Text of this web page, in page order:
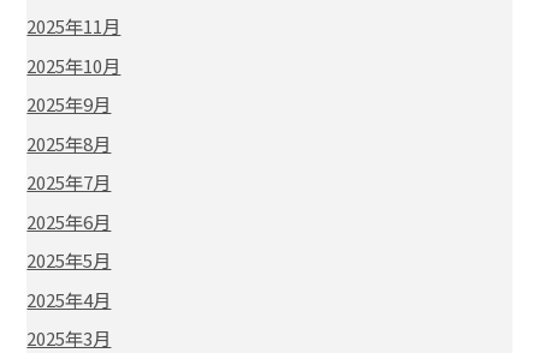
2025年11月
2025年10月
2025年9月
2025年8月
2025年7月
2025年6月
2025年5月
2025年4月
2025年3月